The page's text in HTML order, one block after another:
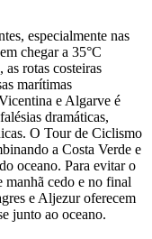
especialmente nas
chegar a 35°C
as rotas costeiras
marítimas
e Algarve é
dramáticas,
O Tour de Ciclismo
a Costa Verde e
oceano. Para evitar o
manhã cedo e no final
e Aljezur oferecem
junto ao oceano.